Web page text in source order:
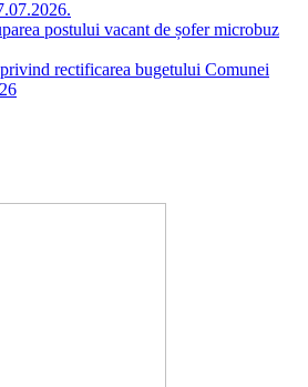
postului vacant de șofer microbuz
rectificarea bugetului Comunei